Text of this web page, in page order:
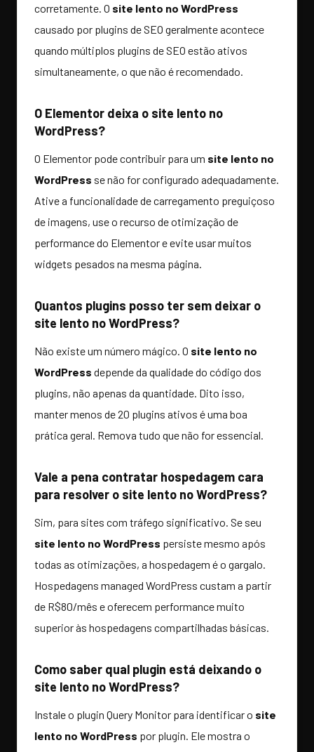
corretamente. O site lento no WordPress
causado por plugins de SEO geralmente acontece
quando múltiplos plugins de SEO estão ativos
simultaneamente, o que não é recomendado.
O Elementor deixa o site lento no
WordPress?
O Elementor pode contribuir para um site lento no
WordPress se não for configurado adequadamente.
Ative a funcionalidade de carregamento preguiçoso
de imagens, use o recurso de otimização de
performance do Elementor e evite usar muitos
widgets pesados na mesma página.
Quantos plugins posso ter sem deixar o
site lento no WordPress?
Não existe um número mágico. O site lento no
WordPress depende da qualidade do código dos
plugins, não apenas da quantidade. Dito isso,
manter menos de 20 plugins ativos é uma boa
prática geral. Remova tudo que não for essencial.
Vale a pena contratar hospedagem cara
para resolver o site lento no WordPress?
Sim, para sites com tráfego significativo. Se seu
site lento no WordPress persiste mesmo após
todas as otimizações, a hospedagem é o gargalo.
Hospedagens managed WordPress custam a partir
de R$80/mês e oferecem performance muito
superior às hospedagens compartilhadas básicas.
Como saber qual plugin está deixando o
site lento no WordPress?
Instale o plugin Query Monitor para identificar o site
lento no WordPress por plugin. Ele mostra o